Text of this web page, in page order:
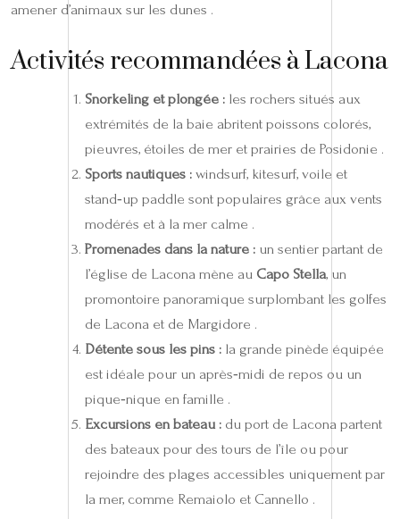
amener d’animaux sur les dunes .
Activités recommandées à Lacona
Snorkeling et plongée : les rochers situés aux
extrémités de la baie abritent poissons colorés,
pieuvres, étoiles de mer et prairies de Posidonie .
Sports nautiques : windsurf, kitesurf, voile et
stand‑up paddle sont populaires grâce aux vents
modérés et à la mer calme .
Promenades dans la nature : un sentier partant de
l’église de Lacona mène au Capo Stella, un
promontoire panoramique surplombant les golfes
de Lacona et de Margidore .
Détente sous les pins : la grande pinède équipée
est idéale pour un après‑midi de repos ou un
pique‑nique en famille .
Excursions en bateau : du port de Lacona partent
des bateaux pour des tours de l’île ou pour
rejoindre des plages accessibles uniquement par
la mer, comme Remaiolo et Cannello .